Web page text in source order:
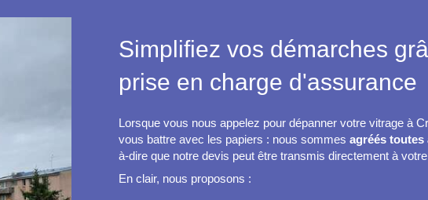
Simplifiez vos démarches
prise en charge d'assurance
Lorsque vous nous appelez pour dépanner votre vitrage à
vous battre avec les papiers : nous sommes agréés toutes
à-dire que notre devis peut être transmis directement à
En clair, nous proposons :